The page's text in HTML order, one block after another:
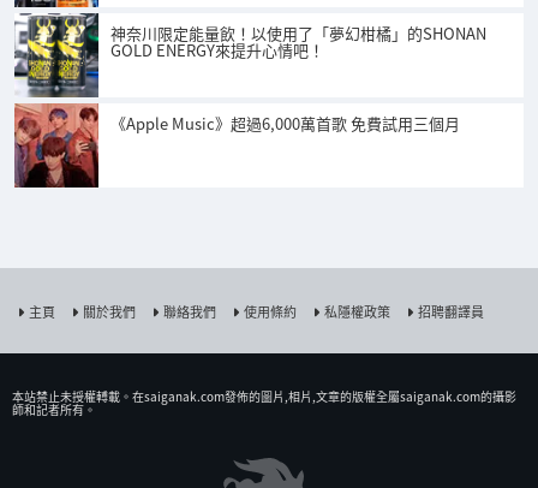
神奈川限定能量飲！以使用了「夢幻柑橘」的SHONAN
GOLD ENERGY來提升心情吧！
《Apple Music》超過6,000萬首歌 免費試用三個月
主頁 關於我們 聯絡我們 使用條約 私隱權政策 招聘翻譯員
本站禁止未授權𨍭載。在saiganak.com發佈的圖片,相片,文章的版權全屬saiganak.com的攝影
師和記者所有。